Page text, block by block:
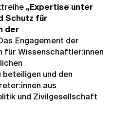
„Expertise unter
Schutz für
der
Engagement der
für Wissenschaftler:innen
und den
aus
und Zivilgesellschaft